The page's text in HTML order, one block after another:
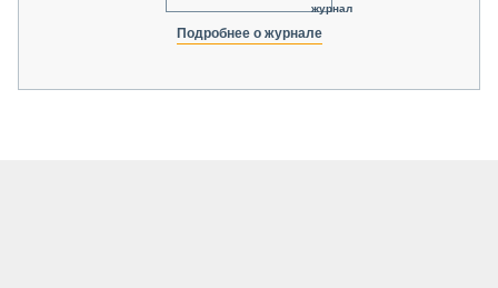
журнал
Подробнее о журнале